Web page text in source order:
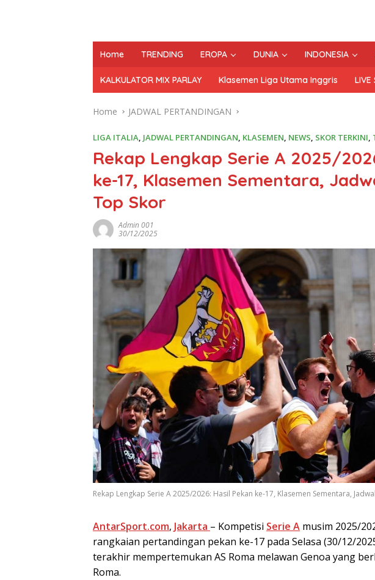
Home TRENDING EROPA DUNIA INDONESIA
KALKULATOR MIX PARLAY Klasemen Liga Utama Inggris LIVE
Home JADWAL PERTANDINGAN
LIGA ITALIA, JADWAL PERTANDINGAN, KLASEMEN, NEWS, SKOR TERKINI,
Rekap Lengkap Serie A 2025/
ke-17, Klasemen Sementara,
Top Skor
Admin 001
30/12/2025
Rekap Lengkap Serie A 2025/2026: Hasil Pekan ke-17, Klasemen Sementara,
AntarSport.com, Jakarta – Kompetisi Serie A musim 2025/
rangkaian pertandingan pekan ke-17 pada Selasa (30/12/
terakhir mempertemukan AS Roma melawan Genoa yang
Roma.